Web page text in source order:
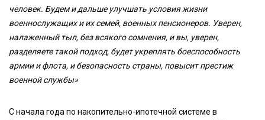
человек. Будем и дальше улучшать условия жизни
военнослужащих и их семей, военных пенсионеров. Уверен,
налаженный тыл, без всякого сомнения, и вы, уверен,
разделяете такой подход, будет укреплять боеспособность
армии и флота, и безопасность страны, повысит престиж
военной службы»
С начала года по накопительно-ипотечной системе в